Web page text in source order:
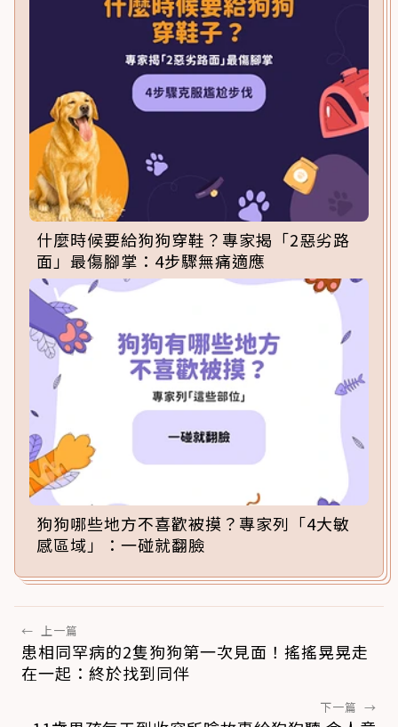
什麼時候要給狗狗穿鞋？專家揭「2惡劣路
面」最傷腳掌：4步驟無痛適應
狗狗哪些地方不喜歡被摸？專家列「4大敏
感區域」：一碰就翻臉
← 上一篇
患相同罕病的2隻狗狗第一次見面！搖搖晃晃走
在一起：終於找到同伴
下一篇 →